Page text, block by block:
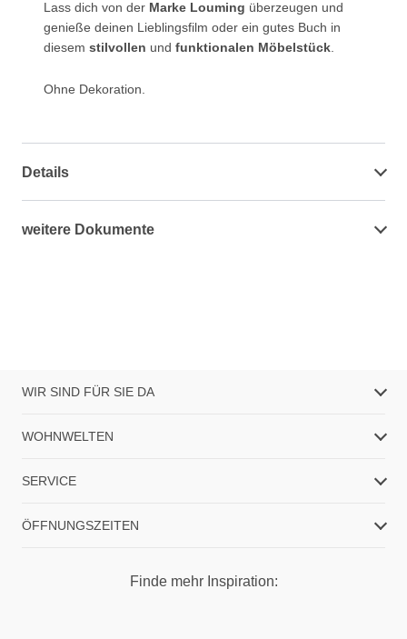
Lass dich von der Marke Louming überzeugen und
genieße deinen Lieblingsfilm oder ein gutes Buch in
diesem stilvollen und funktionalen Möbelstück
Ohne Dekoration.
Details
weitere Dokumente
WIR SIND FÜR SIE DA
WOHNWELTEN
SERVICE
ÖFFNUNGSZEITEN
Finde mehr Inspiration: